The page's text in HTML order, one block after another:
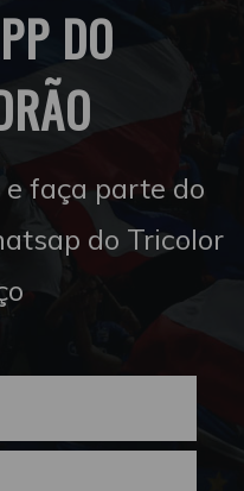
DO
e faça parte do
do Tricolor